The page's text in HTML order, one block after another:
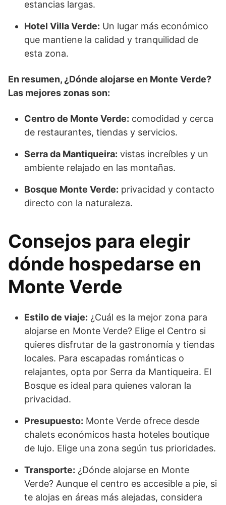
estancias largas.
Hotel Villa Verde: Un lugar más económico
que mantiene la calidad y tranquilidad de
esta zona.
En resumen, ¿Dónde alojarse en Monte Verde?
Las mejores zonas son:
Centro de Monte Verde: comodidad y cerca
de restaurantes, tiendas y servicios.
Serra da Mantiqueira: vistas increíbles y un
ambiente relajado en las montañas.
Bosque Monte Verde: privacidad y contacto
directo con la naturaleza.
Consejos para elegir
dónde hospedarse en
Monte Verde
Estilo de viaje: ¿Cuál es la mejor zona para
alojarse en Monte Verde? Elige el Centro si
quieres disfrutar de la gastronomía y tiendas
locales. Para escapadas románticas o
relajantes, opta por Serra da Mantiqueira. El
Bosque es ideal para quienes valoran la
privacidad.
Presupuesto: Monte Verde ofrece desde
chalets económicos hasta hoteles boutique
de lujo. Elige una zona según tus prioridades.
Transporte: ¿Dónde alojarse en Monte
Verde? Aunque el centro es accesible a pie, si
te alojas en áreas más alejadas, considera